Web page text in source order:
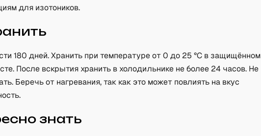
для изотоников.
180 дней. Хранить при температуре от 0 до 25 °C в защищённом
После вскрытия хранить в холодильнике не более 24 часов. Не
Беречь от нагревания, так как это может повлиять на вкус
знать